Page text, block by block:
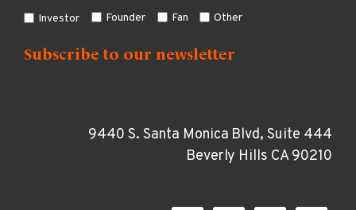
Investor Founder Fan Other
9440 S. Santa Monica Blvd, Suite 444
Beverly Hills CA 90210